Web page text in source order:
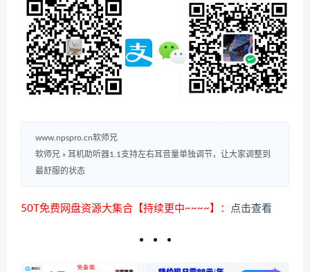
www.npspro.cn软师兄
软师兄 » 耳机助听器1.1支持左右耳音量单独调节，让大家调整到
最舒服的状态
50T免费网盘资源大集合【持续更中~~~~】： 点击查看